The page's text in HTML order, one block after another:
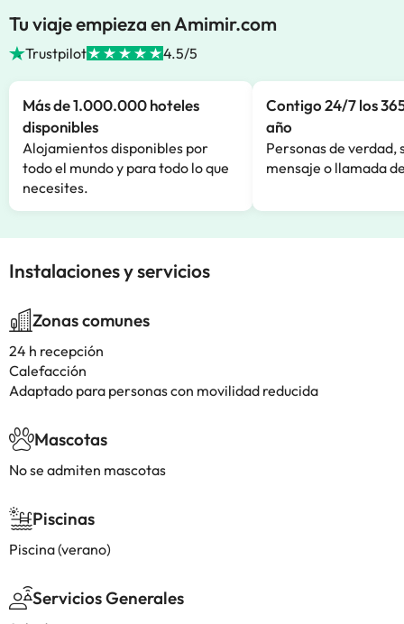
Tu viaje empieza en Amimir.com
Trustpilot 4.5/5
Más de 1.000.000 hoteles
disponibles
Alojamientos disponibles por
todo el mundo y para todo lo que
necesites.
Contigo 24/7 los
año
Personas de verdad,
mensaje o llamada
Instalaciones y servicios
Zonas comunes
24 h recepción
Calefacción
Adaptado para personas con movilidad reducida
Mascotas
No se admiten mascotas
Piscinas
Piscina (verano)
Servicios Generales